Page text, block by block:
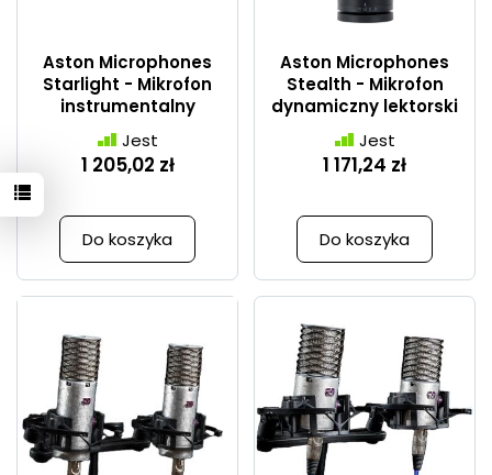
Aston Microphones
Starlight - Mikrofon
instrumentalny
Jest
1 205,02 zł
Do koszyka
Aston Microphones
Stealth - Mikrofon
dynamiczny lektorski
Jest
1 171,24 zł
Do koszyka